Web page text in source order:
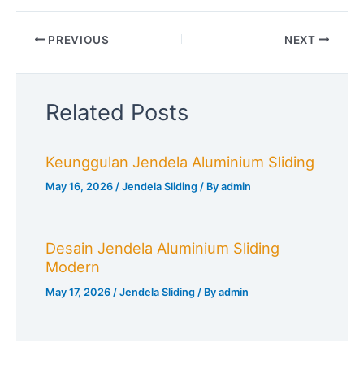
PREVIOUS NEXT
Related Posts
Keunggulan Jendela Aluminium Sliding
May 16, 2026/Jendela Sliding / Byadmin
Desain Jendela Aluminium Sliding
Modern
May 17, 2026 /Jendela Sliding / Byadmin